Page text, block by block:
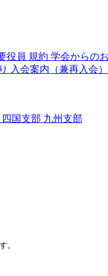
役員 規約 学会からの
入会案内（兼再入会
国支部 九州支部
。